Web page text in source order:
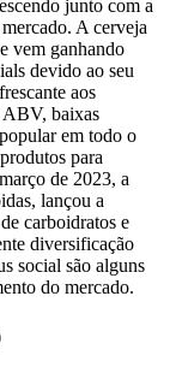
junto com a
A cerveja
vem ganhando
devido ao seu
aos
ABV, baixas
em todo o
para
de 2023, a
lançou a
carboidratos e
diversificação
social são alguns
do mercado.